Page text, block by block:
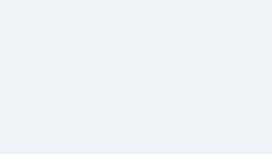
梅干しを毎日食べたらどうな
ブルーベリーを毎日食べた
バナナを毎日食べたらどうな
かいまき（掻巻き）超完全ガ